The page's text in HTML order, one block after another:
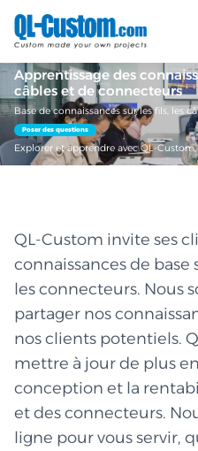
Apprentissage des
câbles et de connecteurs
Base de connaissances sur les fils, les
Poser des questions
Explorer et apprendre avec QL-
QL-Custom invite ses
connaissances de base
les connecteurs. Nous
partager nos
nos clients potentiels.
mettre à jour de plus
conception et la
et des connecteurs.
ligne pour vous servir,